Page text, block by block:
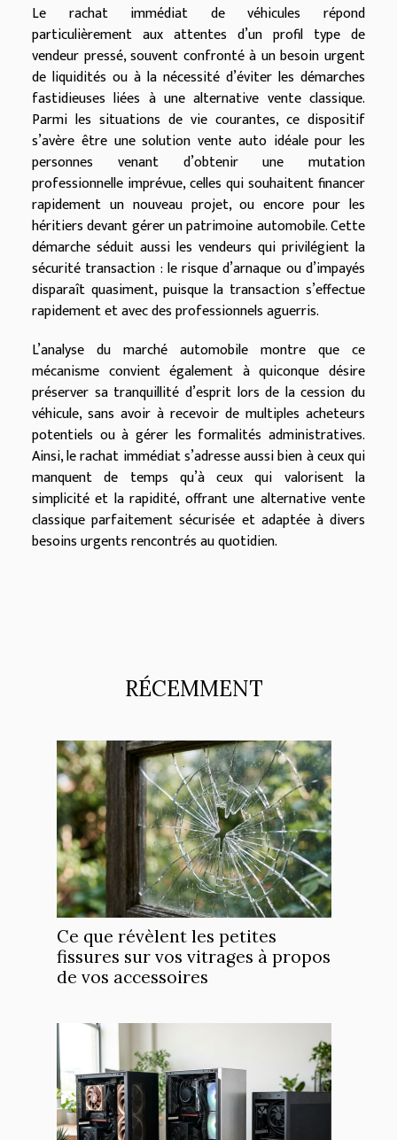
Le rachat immédiat de véhicules répond
particulièrement aux attentes d’un profil type de
vendeur pressé, souvent confronté à un besoin urgent
de liquidités ou à la nécessité d’éviter les démarches
fastidieuses liées à une alternative vente classique.
Parmi les situations de vie courantes, ce dispositif
s’avère être une solution vente auto idéale pour les
personnes venant d’obtenir une mutation
professionnelle imprévue, celles qui souhaitent financer
rapidement un nouveau projet, ou encore pour les
héritiers devant gérer un patrimoine automobile. Cette
démarche séduit aussi les vendeurs qui privilégient la
sécurité transaction : le risque d’arnaque ou d’impayés
disparaît quasiment, puisque la transaction s’effectue
rapidement et avec des professionnels aguerris.
L’analyse du marché automobile montre que ce
mécanisme convient également à quiconque désire
préserver sa tranquillité d’esprit lors de la cession du
véhicule, sans avoir à recevoir de multiples acheteurs
potentiels ou à gérer les formalités administratives.
Ainsi, le rachat immédiat s’adresse aussi bien à ceux qui
manquent de temps qu’à ceux qui valorisent la
simplicité et la rapidité, offrant une alternative vente
classique parfaitement sécurisée et adaptée à divers
besoins urgents rencontrés au quotidien.
RÉCEMMENT
Ce que révèlent les petites
fissures sur vos vitrages à propos
de vos accessoires